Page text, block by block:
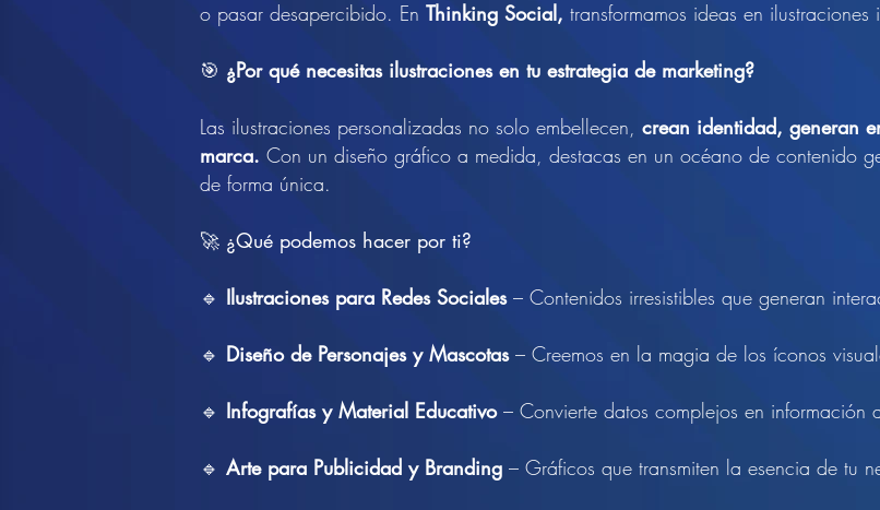
o pasar desapercibido. En Thinking Social, transformamos ideas en
🎯 ¿Por qué necesitas ilustraciones en tu estrategia de marketing?
Las ilustraciones personalizadas no solo embellecen, crean identidad, generan
marca. Con un diseño gráfico a medida, destacas en un océano de contenido
de forma única.
🚀 ¿Qué podemos hacer por ti?
🔹 Ilustraciones para Redes Sociales– Contenidos irresistibles que generan
🔹 Diseño de Personajes y Mascotas– Creemos en la magia de los íconos
🔹 Infografías y Material Educativo– Convierte datos complejos en información
🔹 Arte para Publicidad y Branding – Gráficos que transmiten la esencia de tu